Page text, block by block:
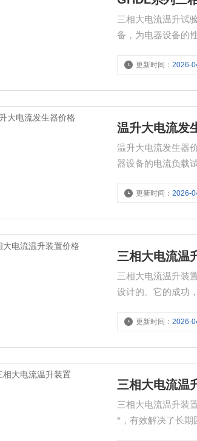
三相大电流温升试
备，为电器设备的
更新时间：2026-
温升大电流发
温升大电流发生器
器设备的电流负载
电流源设备。
更新时间：2026-
三相大电流温
三相大电流温升装
设计的。它的成功
更新时间：2026-
三相大电流温
三相大电流温升装
*，有效解决了长期